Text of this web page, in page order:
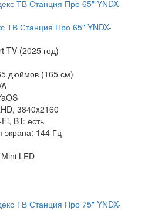
ТВ Станция Про 65" YNDX-
TV (2025 год)
дюймов (165 см)
3840x2160
BT: есть
экрана: 144 Гц
LED